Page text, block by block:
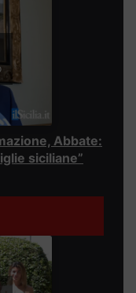
Abbate:
siciliane”